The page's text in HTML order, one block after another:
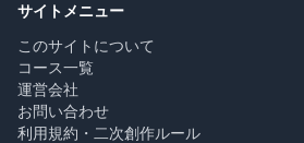
サイトメニュー
このサイトについて
コース一覧
運営会社
お問い合わせ
利用規約・二次創作ルール